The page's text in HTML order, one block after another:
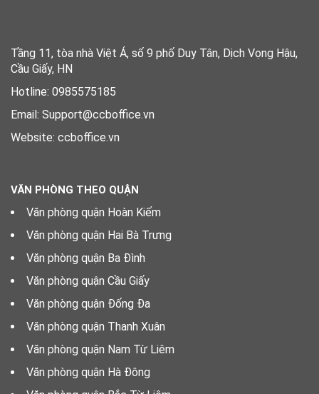
Tầng 11, tòa nhà Việt Á, số 9 phố Duy Tân, Dịch Vọng Hậu,
Cầu Giấy, HN
Hotline: 0985575185
Email: Support@ccboffice.vn
Website: ccboffice.vn
VĂN PHÒNG THEO QUẬN
Văn phòng quận Hoàn Kiếm
Văn phòng quận Hai Bà Trưng
Văn phòng quận Ba Đình
Văn phòng quận Cầu Giấy
Văn phòng quận Đống Đa
Văn phòng quận Thanh Xuân
Văn phòng quận Nam Từ Liêm
Văn phòng quận Hà Đông